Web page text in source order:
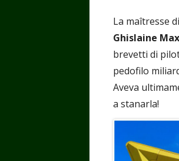
La maîtresse
Ghislaine
brevetti di
pedofilo
Aveva
a stanarla!